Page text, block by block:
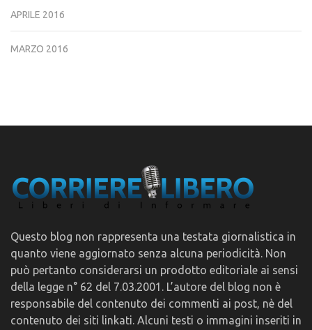
APRILE 2016
MARZO 2016
Questo blog non rappresenta una testata giornalistica in
quanto viene aggiornato senza alcuna periodicità. Non
può pertanto considerarsi un prodotto editoriale ai sensi
della legge n° 62 del 7.03.2001. L’autore del blog non è
responsabile del contenuto dei commenti ai post, nè del
contenuto dei siti linkati. Alcuni testi o immagini inseriti in